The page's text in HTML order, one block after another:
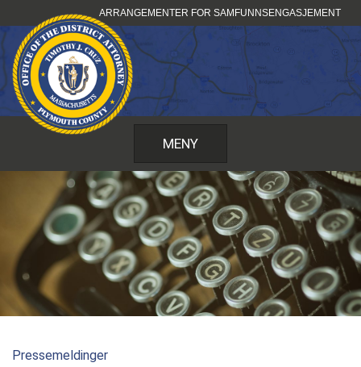
til
innhold
ARRANGEMENTER FOR SAMFUNNSENGASJEMENT
MENY
Pressemeldinger